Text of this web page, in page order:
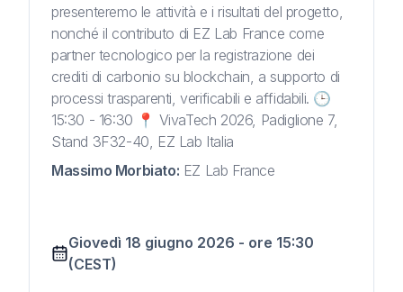
presenteremo le attività e i risultati del progetto,
nonché il contributo di EZ Lab France come
partner tecnologico per la registrazione dei
crediti di carbonio su blockchain, a supporto di
processi trasparenti, verificabili e affidabili. 🕒
15:30 - 16:30 📍 VivaTech 2026, Padiglione 7,
Stand 3F32-40, EZ Lab Italia
Massimo Morbiato: EZ Lab France
Giovedì 18 giugno 2026 - ore 15:30
(CEST)